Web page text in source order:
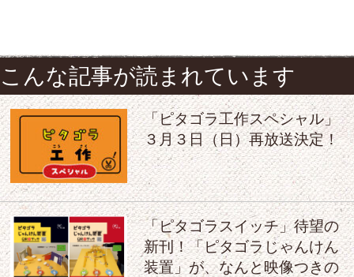
こんな記事が読まれています
「ピタゴラ工作スペシャル」
３月３日（日）再放送決定！
「ピタゴラスイッチ」待望の
新刊！「ピタゴラじゃんけん
装置」が、なんと映像つきの